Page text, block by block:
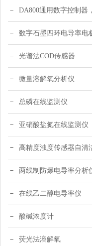
DA800通用数字控制器，pH/DO/
数字石墨四环电导率电
光谱法COD传感器
微量溶解氧分析仪
总磷在线监测仪
亚硝酸盐氮在线监测仪
高精度浊度传感器自清
两线制防爆电导率分析
在线乙二醇电导率仪
酸碱浓度计
荧光法溶解氧